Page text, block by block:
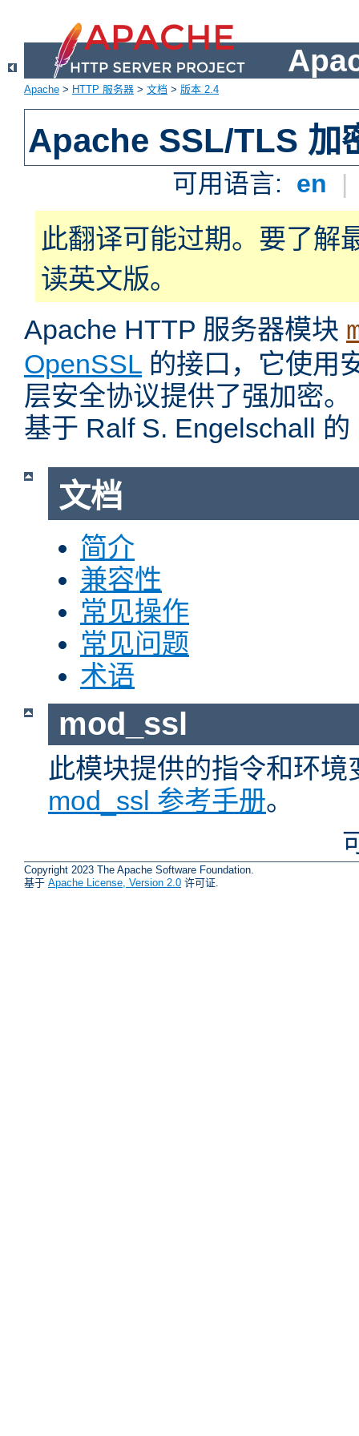
Apache > HTTP 服务器 > 文档 > 版本 2.4
Apache SSL/TLS 加
可用语言: en |
此翻译可能过期。要了解
读英文版。
Apache HTTP 服务器模块
OpenSSL 的接口，它使用
层安全协议提供了强加密
基于 Ralf S. Engelschall
文档
简介
兼容性
常见操作
常见问题
术语
mod_ssl
此模块提供的指令和环
mod_ssl 参考手册。
Copyright 2023 The Apache Software Foundation.
基于 Apache License, Version 2.0 许可证.